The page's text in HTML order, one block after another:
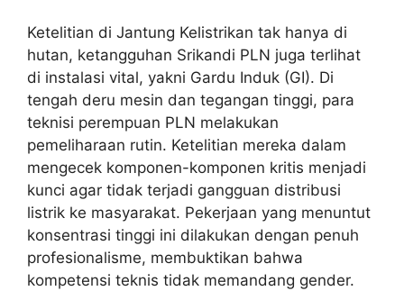
Ketelitian di Jantung Kelistrikan tak hanya di
hutan, ketangguhan Srikandi PLN juga terlihat
di instalasi vital, yakni Gardu Induk (GI). Di
tengah deru mesin dan tegangan tinggi, para
teknisi perempuan PLN melakukan
pemeliharaan rutin. Ketelitian mereka dalam
mengecek komponen-komponen kritis menjadi
kunci agar tidak terjadi gangguan distribusi
listrik ke masyarakat. Pekerjaan yang menuntut
konsentrasi tinggi ini dilakukan dengan penuh
profesionalisme, membuktikan bahwa
kompetensi teknis tidak memandang gender.